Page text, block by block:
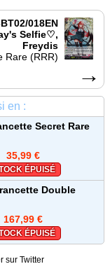
018EN
Selfie♡,
Freydis
Rare (RRR)
→
en :
Secret Rare
35,99 €
ÉPUISÉ
Double
167,99 €
ÉPUISÉ
sur Twitter